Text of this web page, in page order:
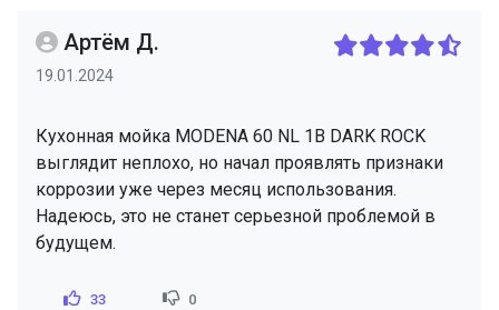
Артём Д.
19.01.2024
Кухонная мойка MODENA 60 NL 1B DARK ROCK
выглядит неплохо, но начал проявлять признаки
коррозии уже через месяц использования.
Надеюсь, это не станет серьезной проблемой в
будущем.
33 0